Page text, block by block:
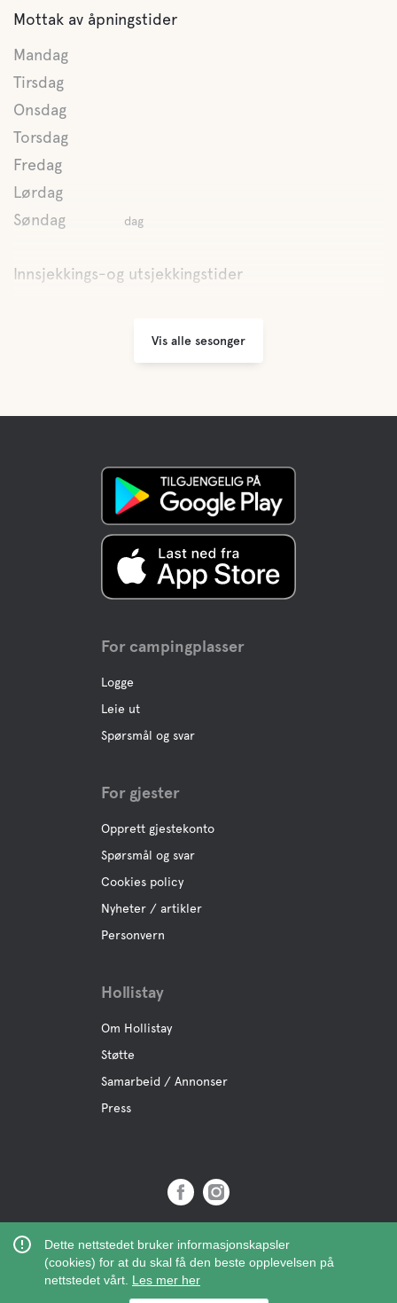
Dette nettstedet bruker informasjonskapsler
(cookies) for at du skal få den beste opplevelsen på
nettstedet vårt. Les mer her
Kaffe
Vann
Bassenget
Kjæledyrvennlige
Aktiviteter
Mini Golf
Mottak av åpningstider
Mandag
Tirsdag
Onsdag
Torsdag
Fredag
Lørdag
Søndag
dag
Innsjekkings-og utsjekkingstider
Vis alle sesonger
For campingplasser
Logge
Leie ut
Spørsmål og svar
For gjester
Opprett gjestekonto
Spørsmål og svar
Cookies policy
Nyheter / artikler
Personvern
Hollistay
Om Hollistay
Støtte
Samarbeid / Annonser
Press
Org.Nr: 559121-9463